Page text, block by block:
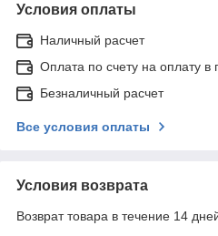
Условия оплаты
Наличный расчет
Оплата по счету на оплату
Безналичный расчет
Все условия оплаты
Условия возврата
Возврат товара в течение 14